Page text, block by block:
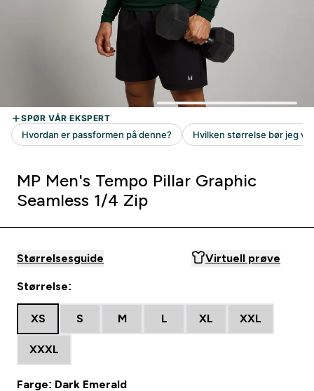
MP Men's Tempo Pillar Graphic
Seamless 1/4 Zip
Størrelsesguide Virtuell prøve
Størrelse:
XS S M L XL XXL
XXXL
Farge: Dark Emerald